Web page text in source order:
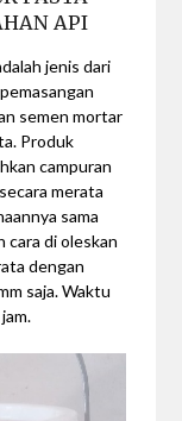
API
jenis dari
semen mortar
Produk
campuran
merata
sama
cara di oleskan
dengan
saja. Waktu